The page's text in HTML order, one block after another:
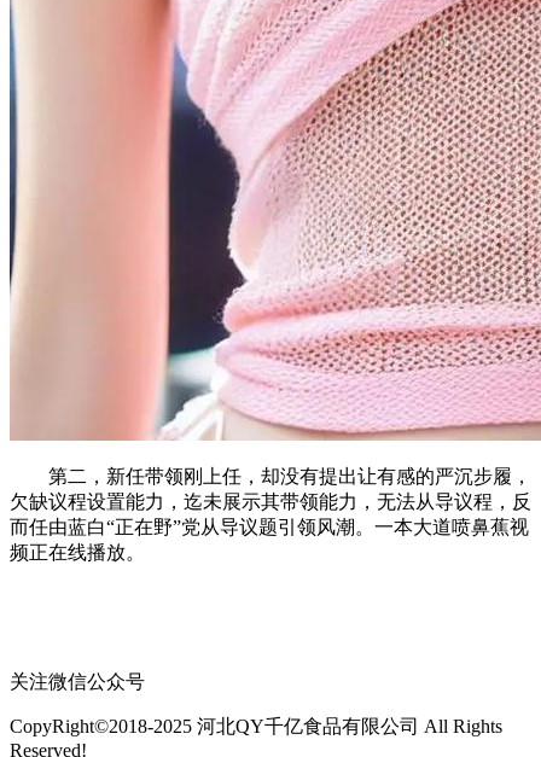
第二，新任带领刚上任，却没有提出让有感的严沉步履，
欠缺议程设置能力，迄未展示其带领能力，无法从导议程，反
而任由蓝白“正在野”党从导议题引领风潮。一本大道喷鼻蕉视
频正在线播放。
关注微信公众号
CopyRight©2018-2025 河北QY千亿食品有限公司 All Rights
Reserved!